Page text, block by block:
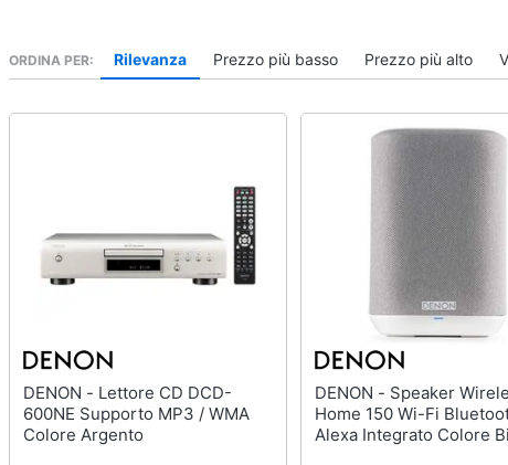
ORDINA PER Rilevanza Prezzo più basso Prezzo più alto
DENON - Lettore CD DCD-
600NE Supporto MP3 / WMA
Colore Argento
DENON - Speaker Wireless
Home 150 Wi-Fi
Alexa Integrato Colore